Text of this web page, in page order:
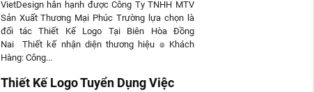
VietDesign hân hạnh được Công Ty TNHH MTV
Sản Xuất Thương Mại Phúc Trường lựa chọn là
đối tác Thiết Kế Logo Tại Biên Hòa Đồng
Nai Thiết kế nhận diện thương hiệu ๏ Khách
Hàng: Công...
Thiết Kế Logo Tuyển Dụng Việc